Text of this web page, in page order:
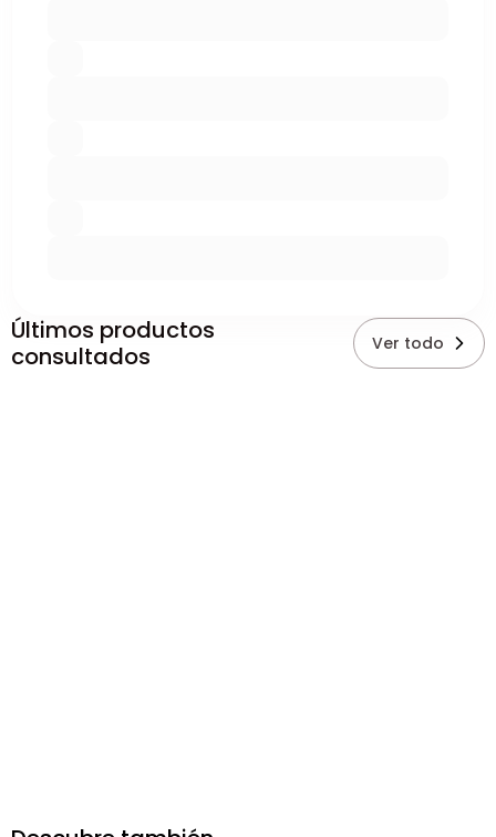
Últimos productos
consultados
Ver todo